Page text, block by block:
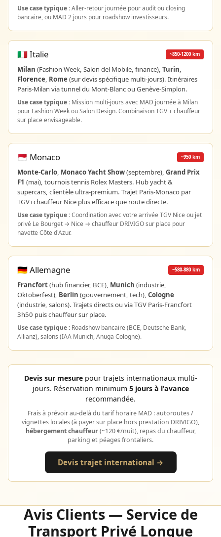
Use case typique :Aller-retour journée pour audit ou closing
bancaire, ou MAD 2 jours pour roadshow investisseurs.
🇮🇹 Italie ~850-1200 km
Milan (Fashion Week, Salon del Mobile, finance), Turin,
Florence, Rome(sur devis spécifique multi-jours). Itinéraires
Paris-Milan via tunnel du Mont-Blanc ou Genève-Simplon.
Use case typique : Mission multi-jours avec MAD journée à Milan
pour Fashion Week ou Salon Design. Combinaison TGV + chauffeur
sur place envisageable.
🇲🇨 Monaco ~950 km
Monte-Carlo, Monaco Yacht Show(septembre), Grand Prix
F1 (mai), tournois tennis Rolex Masters. Hub yacht &
supercars, clientèle ultra-premium. Trajet Paris-Monaco par
TGV+chauffeur Nice plus efficace que route directe.
Use case typique :Coordination avec votre arrivée TGV Nice ou jet
privé Le Bourget → Nice → chauffeur DRIVIGO sur place pour
navette Côte d'Azur.
🇩🇪 Allemagne ~580-880 km
Francfort(hub financier, BCE), Munich (industrie,
Oktoberfest), Berlin (gouvernement, tech), Cologne
(industrie, salons). Trajets directs ou via TGV Paris-Francfort
3h50 puis chauffeur sur place.
Use case typique : Roadshow bancaire (BCE, Deutsche Bank,
Allianz), salons (IAA Munich, Anuga Cologne).
Devis sur mesurepour trajets internationaux multi-
jours. Réservation minimum 5 jours à l'avance
recommandée.
Frais à prévoir au-delà du tarif horaire MAD : autoroutes /
vignettes locales (à payer sur place hors prestation DRIVIGO),
hébergement chauffeur(~120 €/nuit), repas du chauffeur,
parking et péages frontaliers.
Devis trajet international →
Avis Clients — Service de
Transport Privé Longue